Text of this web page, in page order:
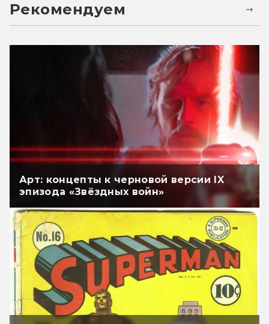
Рекомендуем
Арт: концепты к черновой версии IX
эпизода «Звёздных войн»